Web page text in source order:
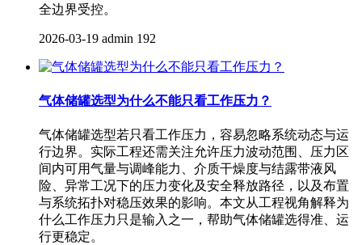
全边界受控。
2026-03-19 admin 192
气体储罐选型为什么不能只看工作压力？
气体储罐选型若只看工作压力，容易忽略系统动态与运
行边界。实际工程还需关注允许压力波动范围、压力区
间内可用气量与调峰能力、介质干燥度与结露带液风
险、异常工况下的压力变化及安全释放路径，以及布置
与系统拓扑对稳压效果的影响。本文从工程视角解释为
什么工作压力只是输入之一，帮助气体储罐选得准、运
行更稳定。